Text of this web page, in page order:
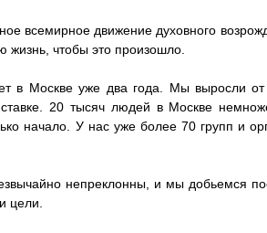
всемирное движение духовного
жизнь, чтобы это произошло.
в Москве уже два года. Мы выросли от
20 тысяч людей в Москве
начало. У нас уже более 70 групп и
непреклонны, и мы добьемся
цели.